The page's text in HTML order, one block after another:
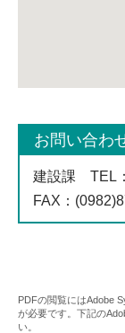
お問い合わ
建設課 TEL
FAX ：
PDFの閲覧にはAdobe
が必要です。下記の
い。